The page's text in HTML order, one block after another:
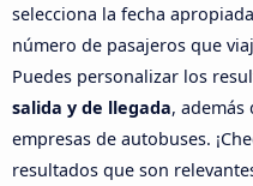
selecciona la fecha
número de pasajeros que
Puedes personalizar los
salida y de llegada,
empresas de autobuses.
resultados que son